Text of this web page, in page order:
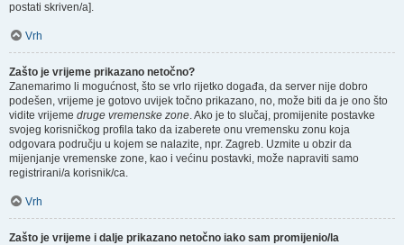
postati skriven/a].
Vrh
Zašto je vrijeme prikazano netočno?
Zanemarimo li mogućnost, što se vrlo rijetko događa, da server nije dobro
podešen, vrijeme je gotovo uvijek točno prikazano, no, može biti da je ono što
vidite vrijeme druge vremenske zone. Ako je to slučaj, promijenite postavke
svojeg korisničkog profila tako da izaberete onu vremensku zonu koja
odgovara području u kojem se nalazite, npr. Zagreb. Uzmite u obzir da
mijenjanje vremenske zone, kao i većinu postavki, može napraviti samo
registrirani/a korisnik/ca.
Vrh
Zašto je vrijeme i dalje prikazano netočno iako sam promijenio/la